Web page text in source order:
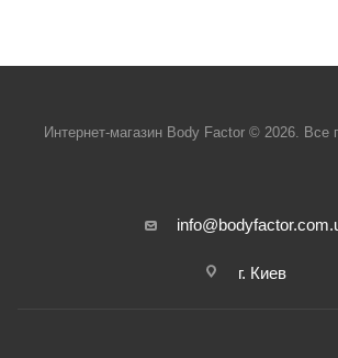
Интернет-магазин Body Factor © 2026.
г. Киев